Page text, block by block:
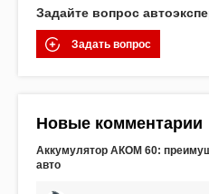
Задайте вопрос
Задать вопрос
Новые комментарии
Аккумулятор АКОМ 60:
авто